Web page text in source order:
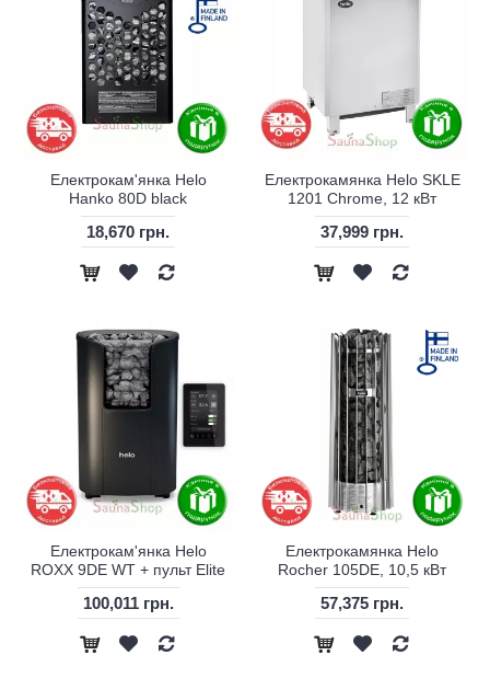
Електрокам'янка Helo
Hanko 80D black
18,670 грн.
Електрокамянка Helo SKLE
1201 Chrome, 12 кВт
37,999 грн.
Електрокам'янка Helo
ROXX 9DE WT + пульт Elite
100,011 грн.
Електрокамянка Helo
Rocher 105DE, 10,5 кВт
57,375 грн.